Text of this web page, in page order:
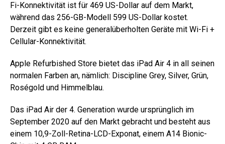
Fi-Konnektivität ist für 469 US-Dollar auf dem Markt,
während das 256-GB-Modell 599 US-Dollar kostet.
Derzeit gibt es keine generalüberholten Geräte mit Wi-Fi +
Cellular-Konnektivität.
Apple Refurbished Store bietet das iPad Air 4 in all seinen
normalen Farben an, nämlich: Discipline Grey, Silver, Grün,
Roségold und Himmelblau.
Das iPad Air der 4. Generation wurde ursprünglich im
September 2020 auf den Markt gebracht und besteht aus
einem 10,9-Zoll-Retina-LCD-Exponat, einem A14 Bionic-